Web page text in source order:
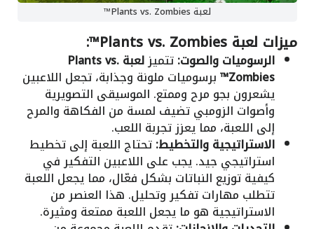
لعبة Plants vs. Zombies™
ميزات لعبة Plants vs. Zombies™:
الرسوميات والصوت:تتميز لعبة Plants vs.
Zombies™ برسوميات ملونة وجذابة، تجعل اللاعبين
يشعرون بجو مرح وممتع. الموسيقى التصويرية
وأصوات الزومبي تضيف لمسة من الفكاهة والمرح
إلى اللعبة، مما يعزز تجربة اللعب.
الاستراتيجية والتخطيط:تحتاج اللعبة إلى تخطيط
استراتيجي جيد. يجب على اللاعبين التفكير في
كيفية توزيع النباتات بشكل فعّال، مما يجعل اللعبة
تتطلب مهارات تفكير وتحليل. هذا العنصر من
الاستراتيجية هو ما يجعل اللعبة ممتعة ومثيرة.